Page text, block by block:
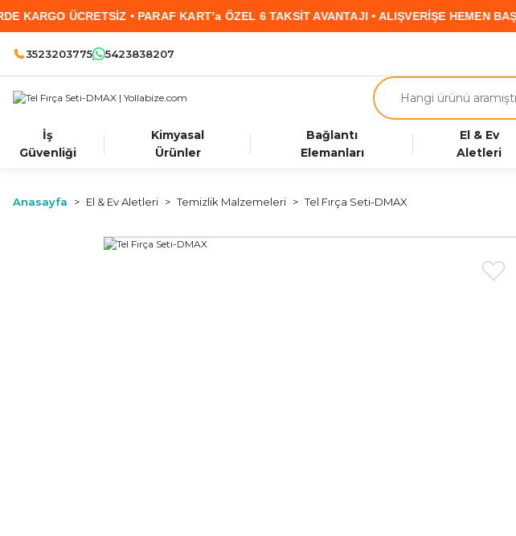
ÜCRETSİZ • PARAF KART’a ÖZEL 6 TAKSİT AVANTAJI • ALIŞVERİŞE HEMEN BAŞLA
3523203775 5423838207
İş
Güvenliği
Kimyasal
Ürünler
Bağlantı
Elemanları
El & Ev
Aletleri
Anasayfa El & Ev Aletleri Temizlik Malzemeleri Tel Fırça Seti-DMAX